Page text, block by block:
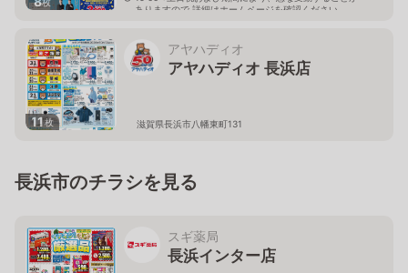
ありますので 詳細はホームページを確認ください
11枚
アヤハディオ
アヤハディオ 長浜店
滋賀県長浜市八幡東町131
長浜市のチラシを見る
スギ薬局
長浜インター店